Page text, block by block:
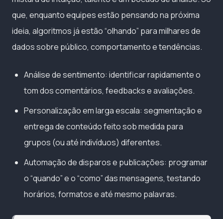
que, enquanto equipes estão pensando na próxima
ideia, algoritmos já estão “olhando” para milhares de
dados sobre público, comportamento e tendências.
Análise de sentimento: identificar rapidamente o
tom dos comentários, feedbacks e avaliações.
Personalização em larga escala: segmentação e
entrega de conteúdo feito sob medida para
grupos (ou até indivíduos) diferentes.
Automação de disparos e publicações: programar
o “quando” e o “como” das mensagens, testando
horários, formatos e até mesmo palavras.